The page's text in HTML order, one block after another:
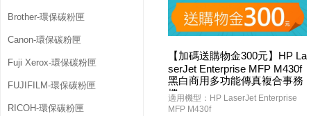
Brother-環保碳粉匣
Canon-環保碳粉匣
Fuji Xerox-環保碳粉匣
FUJIFILM-環保碳粉匣
RICOH-環保碳粉匣
【加碼送購物金300元】HP La
serJet Enterprise MFP M430f
黑白商用多功能傳真複合事務
機
適用機型：HP LaserJet Enterprise
MFP M430f